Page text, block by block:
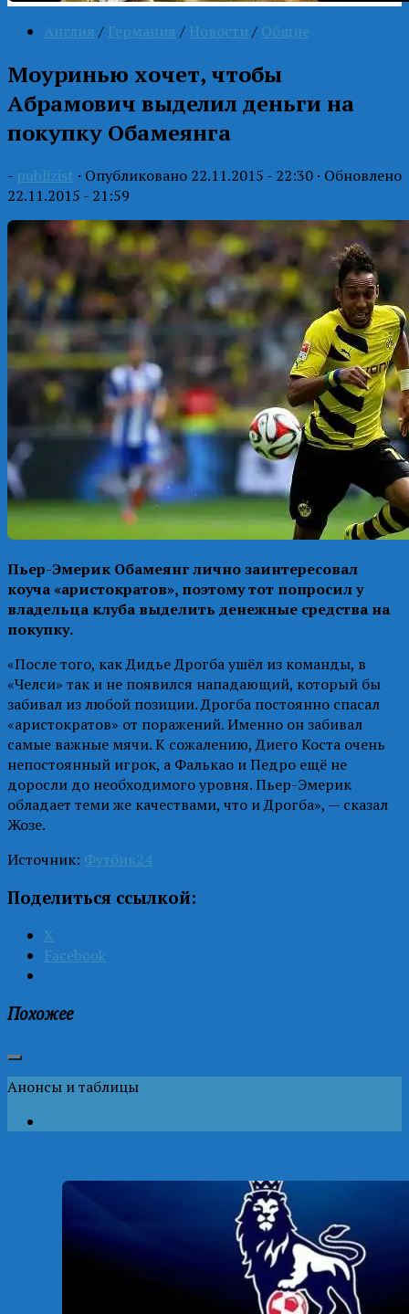
Англия / Германия / Новости / Общие
Моуринью хочет, чтобы
Абрамович выделил деньги на
покупку Обамеянга
- publizist · Опубликовано 22.11.2015 - 22:30 · Обновлено
22.11.2015 - 21:59
Пьер-Эмерик Обамеянг лично заинтересовал
коуча «аристократов», поэтому тот попросил у
владельца клуба выделить денежные средства на
покупку.
«После того, как Дидье Дрогба ушёл из команды, в
«Челси» так и не появился нападающий, который бы
забивал из любой позиции. Дрогба постоянно спасал
«аристократов» от поражений. Именно он забивал
самые важные мячи. К сожалению, Диего Коста очень
непостоянный игрок, а Фалькао и Педро ещё не
доросли до необходимого уровня. Пьер-Эмерик
обладает теми же качествами, что и Дрогба», — сказал
Жозе.
Источник: Футбик24
Поделиться ссылкой:
X
Facebook
Похожее
Анонсы и таблицы